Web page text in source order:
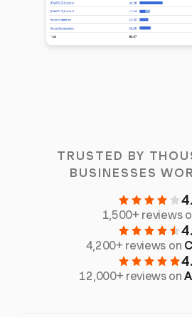
TRUSTED BY
BUSINESSES
1,500+ reviews
4,200+ reviews on
12,000+ reviews on